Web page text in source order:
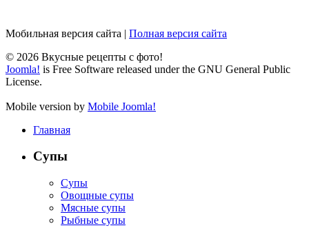
Мобильная версия сайта | Полная версия сайта
© 2026 Вкусные рецепты с фото!
Joomla! is Free Software released under the GNU General Public
License.
Mobile version by Mobile Joomla!
Главная
Супы
Супы
Овощные супы
Мясные супы
Рыбные супы